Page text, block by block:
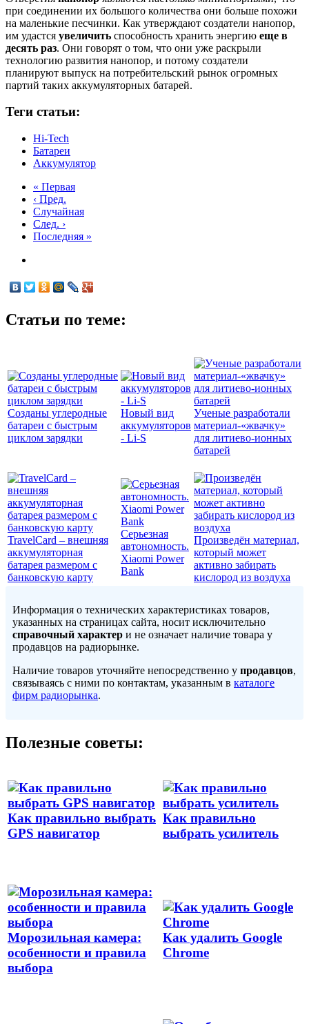
при соединении их большого количества они больше похожи
на маленькие песчинки. Как утверждают создатели нанопор,
им удастся увеличить способность хранить энергию еще в
десять раз. Они говорят о том, что они уже раскрыли
технологию развития нанопор, и потому создатели
планируют выпуск на потребительский рынок огромных
партий таких аккумуляторных батарей.
Теги статьи:
Hi-Tech
Батареи
Аккумулятор
« Первая
‹ Пред.
Случайная
След. ›
Последняя »
Статьи по теме:
Созданы углеродные
батареи с быстрым
циклом зарядки
Новый вид
аккумуляторов
- Li-S
Ученые разработали
материал-«жвачку»
для литиево-ионных
батарей
TravelCard – внешняя
аккумуляторная
батарея размером с
банковскую карту
Серьезная
автономность.
Xiaomi Power
Bank
Произведён материал,
который может
активно забирать
кислород из воздуха
Информация о технических характеристиках товаров,
указанных на страницах сайта, носит исключительно
справочный характер и не означает наличие товара у
продавцов на радиорынке.
Наличие товаров уточняйте непосредственно у продавцов,
связываясь с ними по контактам, указанным в каталоге
фирм радиорынка.
Полезные советы:
Как правильно выбрать
GPS навигатор
Как правильно
выбрать усилитель
Морозильная камера:
особенности и правила
выбора
Как удалить Google
Chrome